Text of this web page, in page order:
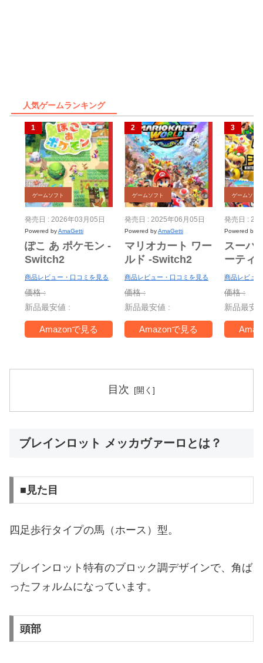
人気ゲームランキング
ゲームソフト
発売日 : 2026年03月05日
Powered byAmaGetti
ぽこ あ ポケモン -
Switch2
商品レビュー・口コミを見る
価格 :
新品最安値 :
Amazonで見る
ゲームソフト
発売日 : 2025年06月05日
Powered byAmaGetti
マリオカート ワー
ルド -Switch2
商品レビュー・口コミを見る
価格 :
新品最安値 :
Amazonで見る
ゲームソフト
発売日 :
Powered by
スーパ
ーティ
ー
Switch
＋ ジャ
TV -
商品レビュ
価格 :
新品最安
目次
ブレインロット メッカヴァーロとは？
■見た目
四足歩行タイプの馬（ホース）型。
ブレインロット特有のブロック調デザインで、角ば
ったフォルムになっています。
頭部